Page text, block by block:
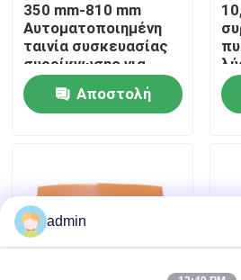
Ποιοτικός έλεγχος
Ζητήστε ένα απόσπασμα
POF Shrink Wrap Film
το PVC συρρικνώνεται την
350 mm-810 mm
Αυτοματοποιημένη
ταινία συσκευασίας
συρρίκνωσης για
μπαταρίες
Αποστολή
admin